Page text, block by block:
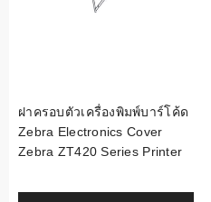
ฝาครอบตัวเครื่องพิมพ์บาร์โค้ด
Zebra Electronics Cover
Zebra ZT420 Series Printer